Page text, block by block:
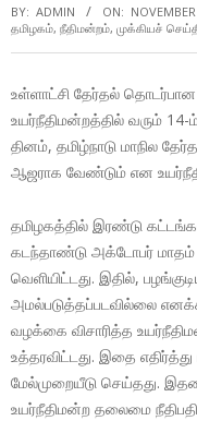
BY: ADMIN ON:
தமிழகம், நீதிமன்றம், முக்கியச்
உள்ளாட்சி தேர்தல் தொடர்பான
உயர்நீதிமன்றத்தில் வரும்
தினம், தமிழ்நாடு மாநில
ஆஜராக வேண்டும் என
தமிழகத்தில் இரண்டு
கடந்தாண்டு அக்டோபர் மாதம்
வெளியிட்டது. இதில்,
அமல்படுத்தப்படவில்லை
வழக்கை விசாரித்த
உத்தரவிட்டது. இதை
மேல்முறையீடு செய்தது.
உயர்நீதிமன்ற தலைமை